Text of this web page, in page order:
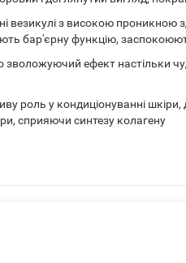
везикулі з високою проникною
бар'єрну функцію,
зволожуючий ефект настільки
роль у кондиціонуванні
сприяючи синтезу колагену